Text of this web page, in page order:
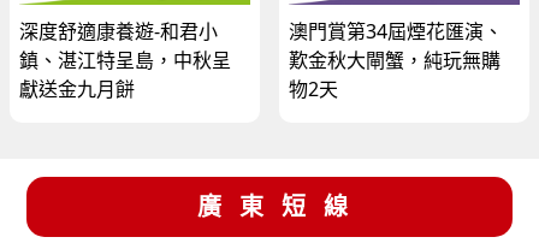
深度舒適康養遊-和君小
鎮、湛江特呈島，中秋呈
獻送金九月餅
澳門賞第34屆煙花匯演、
歎金秋大閘蟹，純玩無購
物2天
廣東短線